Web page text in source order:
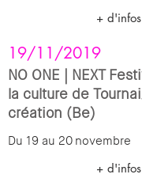
+ d'infos
19/11/2019
NO ONE | NEXT
la culture de
création (Be)
Du 19 au 20 novembre
+ d'infos